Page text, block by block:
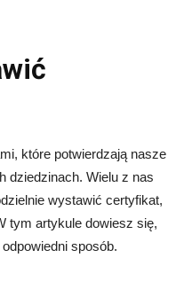
które potwierdzają nasze
dziedzinach. Wielu z nas
wystawić certyfikat,
tym artykule dowiesz się,
sposób.